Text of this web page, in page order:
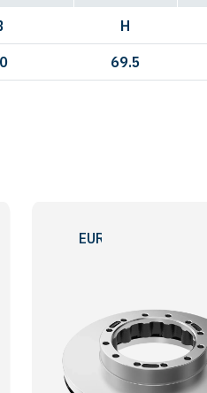
H
69.5
MITSUBISHI